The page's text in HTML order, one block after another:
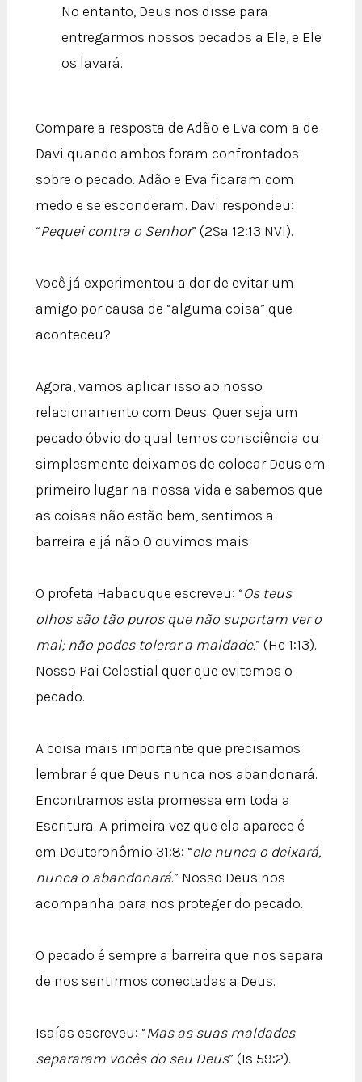
No entanto, Deus nos disse para
entregarmos nossos pecados a Ele, e Ele
os lavará.
Compare a resposta de Adão e Eva com a de
Davi quando ambos foram confrontados
sobre o pecado. Adão e Eva ficaram com
medo e se esconderam. Davi respondeu:
“Pequei contra o Senhor” (2Sa 12:13 NVI).
Você já experimentou a dor de evitar um
amigo por causa de “alguma coisa” que
aconteceu?
Agora, vamos aplicar isso ao nosso
relacionamento com Deus. Quer seja um
pecado óbvio do qual temos consciência ou
simplesmente deixamos de colocar Deus em
primeiro lugar na nossa vida e sabemos que
as coisas não estão bem, sentimos a
barreira e já não O ouvimos mais.
O profeta Habacuque escreveu: “Os teus
olhos são tão puros que não suportam ver o
mal; não podes tolerar a maldade.” (Hc 1:13).
Nosso Pai Celestial quer que evitemos o
pecado.
A coisa mais importante que precisamos
lembrar é que Deus nunca nos abandonará.
Encontramos esta promessa em toda a
Escritura. A primeira vez que ela aparece é
em Deuteronômio 31:8: “ele nunca o deixará,
nunca o abandonará.” Nosso Deus nos
acompanha para nos proteger do pecado.
O pecado é sempre a barreira que nos separa
de nos sentirmos conectadas a Deus.
Isaías escreveu: “Mas as suas maldades
separaram vocês do seu Deus” (Is 59:2).